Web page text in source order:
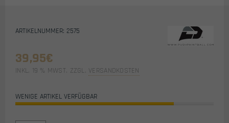
ARTIKELNUMMER: 2575
39,95€
INKL. 19 % MWST. ZZGL. VERSANDKOSTEN
WENIGE ARTIKEL VERFÜGBAR